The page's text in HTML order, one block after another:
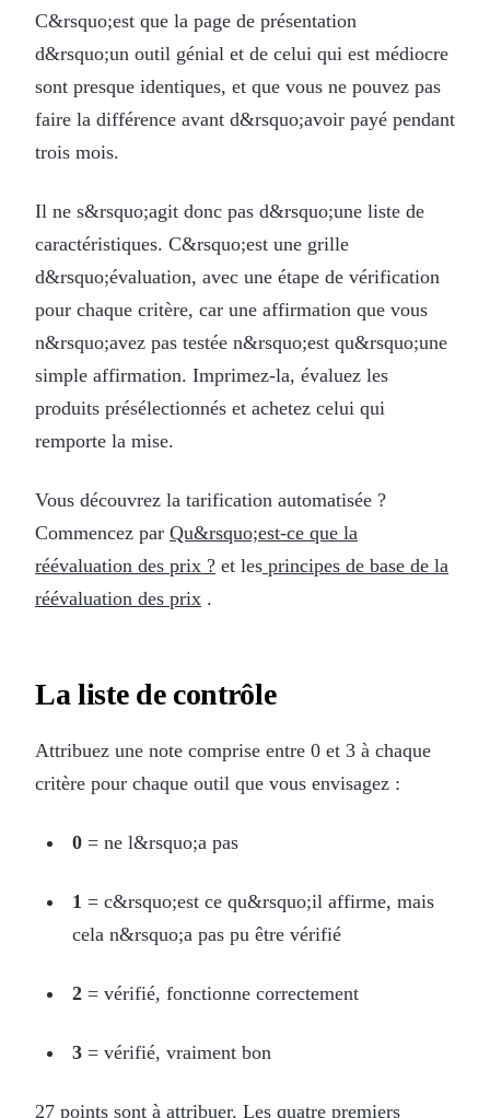
C&rsquo;est que la page de présentation
d&rsquo;un outil génial et de celui qui est médiocre
sont presque identiques, et que vous ne pouvez pas
faire la différence avant d&rsquo;avoir payé pendant
trois mois.
Il ne s&rsquo;agit donc pas d&rsquo;une liste de
caractéristiques. C&rsquo;est une grille
d&rsquo;évaluation, avec une étape de vérification
pour chaque critère, car une affirmation que vous
n&rsquo;avez pas testée n&rsquo;est qu&rsquo;une
simple affirmation. Imprimez-la, évaluez les
produits présélectionnés et achetez celui qui
remporte la mise.
Vous découvrez la tarification automatisée ?
Commencez par Qu&rsquo;est-ce que la
réévaluation des prix ? et les principes de base de la
réévaluation des prix .
La liste de contrôle
Attribuez une note comprise entre 0 et 3 à chaque
critère pour chaque outil que vous envisagez :
0= ne l&rsquo;a pas
1 = c&rsquo;est ce qu&rsquo;il affirme, mais
cela n&rsquo;a pas pu être vérifié
2= vérifié, fonctionne correctement
3= vérifié, vraiment bon
27 points sont à attribuer. Les quatre premiers